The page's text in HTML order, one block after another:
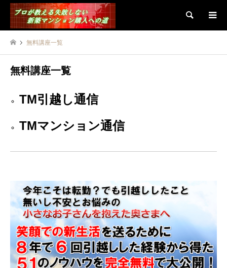
検索
無料講座一覧
無料講座一覧
TM引越し通信
TMマンション通信